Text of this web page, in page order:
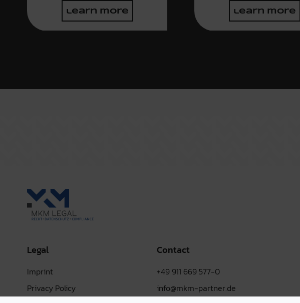
learn more learn more
Legal
Imprint
Privacy Policy
Contact
+49 911 669 577-0
info@mkm-partner.de